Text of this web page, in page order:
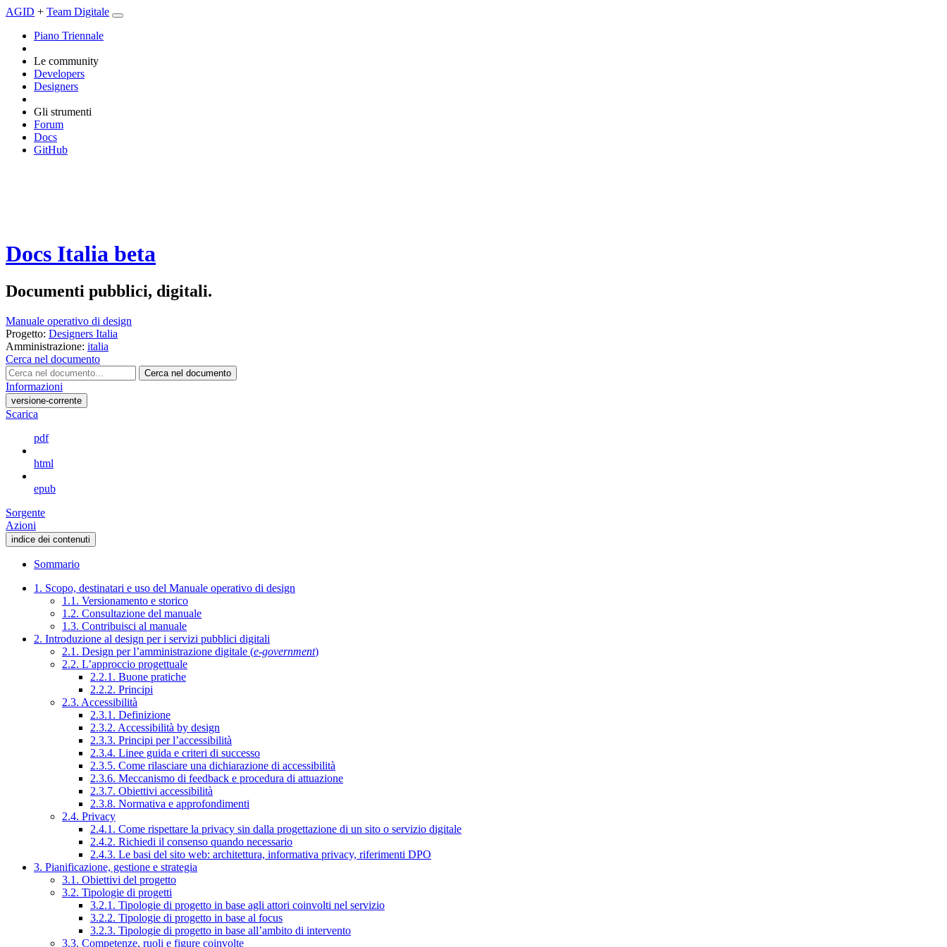
AGID + Team Digitale
Piano Triennale
Le community
Developers
Designers
Gli strumenti
Forum
Docs
GitHub
Docs Italia beta
Documenti pubblici, digitali.
Manuale operativo di design
Progetto: Designers Italia
Amministrazione: italia
Cerca nel documento
Cerca nel documento
Informazioni
versione-corrente
Scarica
pdf
html
epub
Sorgente
Azioni
indice dei contenuti
Sommario
1. Scopo, destinatari e uso del Manuale operativo di design
1.1. Versionamento e storico
1.2. Consultazione del manuale
1.3. Contribuisci al manuale
2. Introduzione al design per i servizi pubblici digitali
2.1. Design per l’amministrazione digitale (e-government)
2.2. L’approccio progettuale
2.2.1. Buone pratiche
2.2.2. Principi
2.3. Accessibilità
2.3.1. Definizione
2.3.2. Accessibilità by design
2.3.3. Principi per l’accessibilità
2.3.4. Linee guida e criteri di successo
2.3.5. Come rilasciare una dichiarazione di accessibilità
2.3.6. Meccanismo di feedback e procedura di attuazione
2.3.7. Obiettivi accessibilità
2.3.8. Normativa e approfondimenti
2.4. Privacy
2.4.1. Come rispettare la privacy sin dalla progettazione di un sito o servizio digitale
2.4.2. Richiedi il consenso quando necessario
2.4.3. Le basi del sito web: architettura, informativa privacy, riferimenti DPO
3. Pianificazione, gestione e strategia
3.1. Obiettivi del progetto
3.2. Tipologie di progetti
3.2.1. Tipologie di progetto in base agli attori coinvolti nel servizio
3.2.2. Tipologie di progetto in base al focus
3.2.3. Tipologie di progetto in base all’ambito di intervento
3.3. Competenze, ruoli e figure coinvolte